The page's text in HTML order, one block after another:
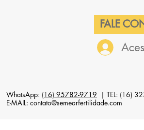
FALE
WhatsApp: (16) 95782-9719 | TEL: (16)
E-MAIL: contato@semearfertilidade.com